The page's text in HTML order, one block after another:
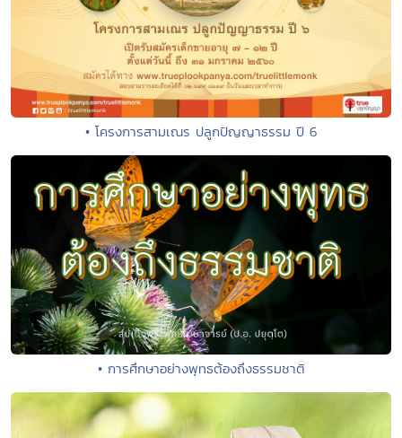
• โครงการสามเณร ปลูกปัญญาธรรม ปี 6
• การศึกษาอย่างพุทธต้องถึงธรรมชาติ